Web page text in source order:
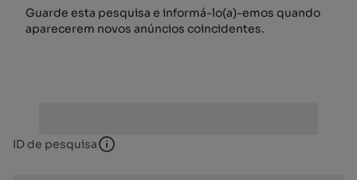
Guarde esta pesquisa e informá-lo(a)-emos quando
aparecerem novos anúncios coincidentes.
ID de pesquisa ID de pesquisa